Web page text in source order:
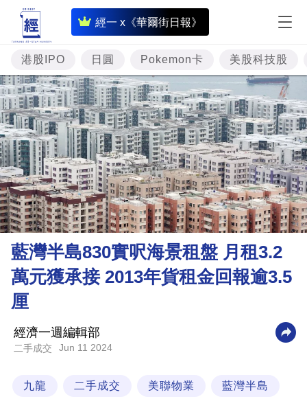
經一 x《華爾街日報》
即
時
財
經
專
題
投
資
樓
市
理
財
商
科
技
場
港股IPO 日圓 Pokemon卡 美股科技股
藍灣半島830實呎海景租盤 月租3.2
萬元獲承接 2013年貨租金回報逾3.5
厘
經濟一週編輯部
二手成交 Jun 11 2024
九龍 二手成交 美聯物業 藍灣半島